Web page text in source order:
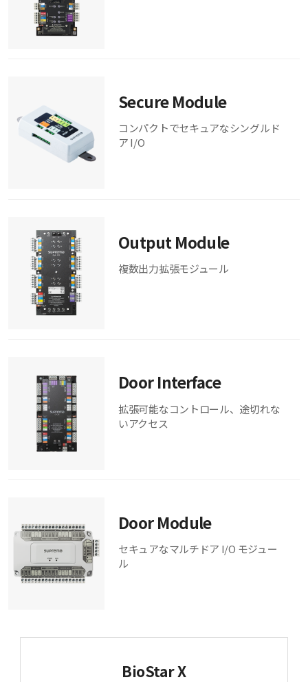
Secure Module
コンパクトでセキュアなシングルド
ア I/O
Output Module
複数出力拡張モジュール
Door Interface
拡張可能なコントロール、途切れな
いアクセス
Door Module
セキュアなマルチドア I/O モジュー
ル
BioStar X